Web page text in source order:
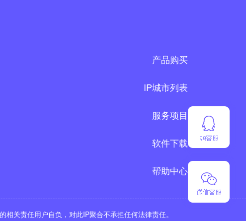
产品购买
IP城市列表
服务项目
软件下载
帮助中心
关责任用户自负，对此IP聚合不承担任何法律责任。